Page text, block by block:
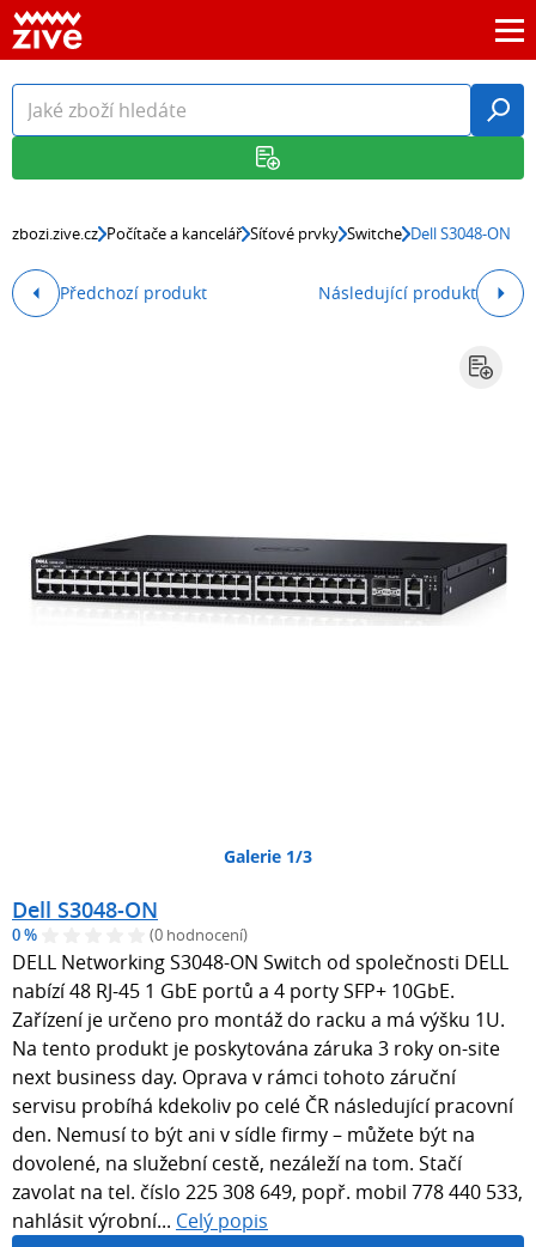
zbozi.zive.cz Počítače a kancelář Síťové prvky Switche Dell S3048-ON
Předchozí produkt Následující produkt
Galerie 1/3
Dell S3048-ON
0 % (0 hodnocení)
DELL Networking S3048-ON Switch od společnosti DELL
nabízí 48 RJ-45 1 GbE portů a 4 porty SFP+ 10GbE.
Zařízení je určeno pro montáž do racku a má výšku 1U.
Na tento produkt je poskytována záruka 3 roky on-site
next business day. Oprava v rámci tohoto záruční
servisu probíhá kdekoliv po celé ČR následující pracovní
den. Nemusí to být ani v sídle firmy – můžete být na
dovolené, na služební cestě, nezáleží na tom. Stačí
zavolat na tel. číslo 225 308 649, popř. mobil 778 440 533,
nahlásit výrobní... Celý popis